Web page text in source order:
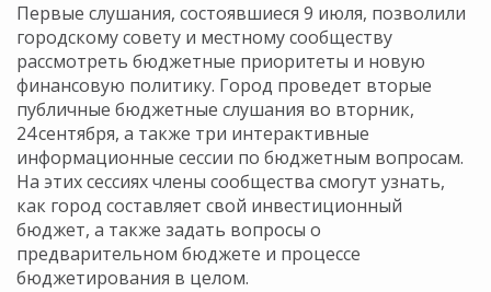
Первые слушания, состоявшиеся 9 июля, позволили
городскому совету и местному сообществу
рассмотреть бюджетные приоритеты и новую
финансовую политику. Город проведет вторые
публичные бюджетные слушания во вторник,
24 сентября, а также три интерактивные
информационные сессии по бюджетным вопросам.
На этих сессиях члены сообщества смогут узнать,
как город составляет свой инвестиционный
бюджет, а также задать вопросы о
предварительном бюджете и процессе
бюджетирования в целом.